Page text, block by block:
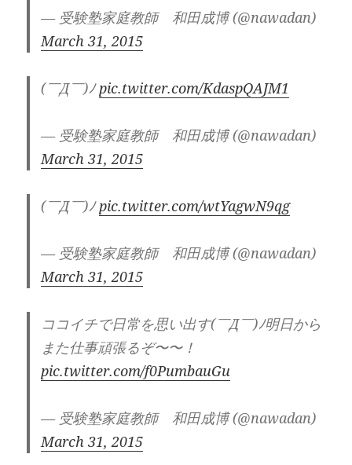
— 受験塾家庭教師 和田成博 (@nawadan)
March 31, 2015
(￣Д￣)ﾉpic.twitter.com/KdaspQAJM1
— 受験塾家庭教師 和田成博 (@nawadan)
March 31, 2015
(￣Д￣)ﾉpic.twitter.com/wtYagwN9qg
— 受験塾家庭教師 和田成博 (@nawadan)
March 31, 2015
ココイチで日常を思い出す(￣Д￣)ﾉ明日から
また仕事頑張るぞ〜〜！
pic.twitter.com/f0PumbauGu
— 受験塾家庭教師 和田成博 (@nawadan)
March 31, 2015